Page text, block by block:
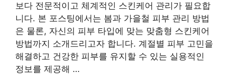
보다 전문적이고 체계적인 스킨케어 관리가 필요합
니다. 본 포스팅에서는 봄과 가을철 피부 관리 방법
은 물론, 자신의 피부 타입에 맞는 맞춤형 스킨케어
방법까지 소개드리고자 합니다. 계절별 피부 고민을
해결하고 건강한 피부를 유지할 수 있는 실용적인
정보를 제공해 …